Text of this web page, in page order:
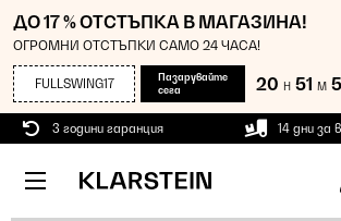
ДО 17 % ОТСТЪПКА В МАГАЗИНА!
ОГРОМНИ ОТСТЪПКИ САМО 24 ЧАСА!
FULLSWING17
Пазарувайте
сега
20 H 51 M
3 години гаранция 14 дни за